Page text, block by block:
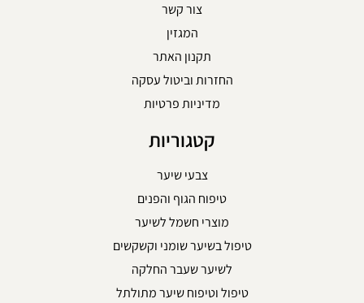
צור קשר
המגזין
תקנון האתר
החזרות וביטול עסקה
מדיניות פרטיות
קטגוריות
צבעי שיער
טיפוח הגוף והפנים
מוצרי חשמל לשיער
טיפול בשיער שומני וקשקשים
לשיער שעבר החלקה
טיפול וטיפוח שיער מתולתל